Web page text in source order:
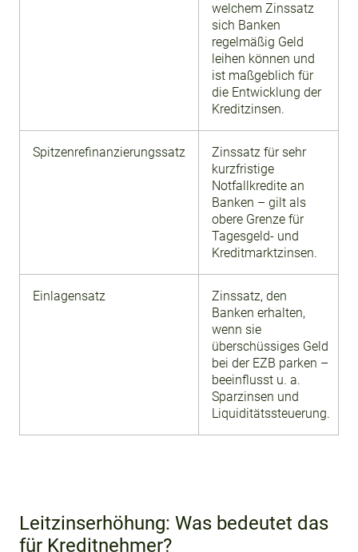
welchem Zinssatz
sich Banken
regelmäßig Geld
leihen können und
ist maßgeblich für
die Entwicklung der
Kreditzinsen.
Spitzenrefinanzierungssatz
Zinssatz für sehr
kurzfristige
Notfallkredite an
Banken – gilt als
obere Grenze für
Tagesgeld- und
Kreditmarktzinsen.
Einlagensatz
Zinssatz, den
Banken erhalten,
wenn sie
überschüssiges Geld
bei der EZB parken –
beeinflusst u. a.
Sparzinsen und
Liquiditätssteuerung.
Leitzinserhöhung: Was bedeutet das
für Kreditnehmer?